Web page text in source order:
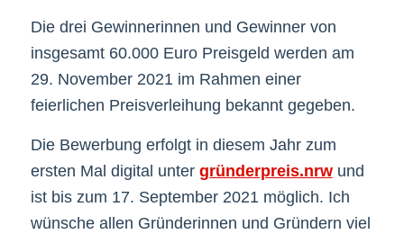
Die drei Gewinnerinnen und Gewinner von
insgesamt 60.000 Euro Preisgeld werden am
29. November 2021 im Rahmen einer
feierlichen Preisverleihung bekannt gegeben.
Die Bewerbung erfolgt in diesem Jahr zum
ersten Mal digital unter gründerpreis.nrwund
ist bis zum 17. September 2021 möglich. Ich
wünsche allen Gründerinnen und Gründern viel